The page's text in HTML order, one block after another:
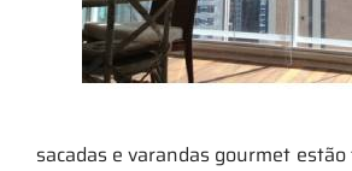
sacadas e varandas gourmet